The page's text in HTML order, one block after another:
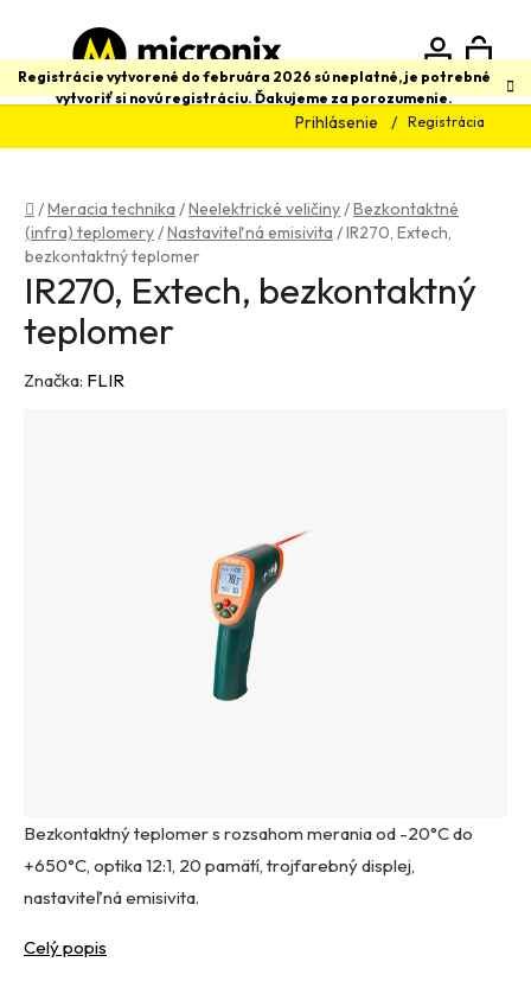
obsah
Registrácie vytvorené do februára 2026 sú neplatné, je potrebné
vytvoriť si novú registráciu. Ďakujeme za porozumenie.
Prihlásenie Registrácia
Hľadať
Domov
/Meracia technika /Neelektrické veličiny/Bezkontaktné
(infra) teplomery/Nastaviteľná emisivita /IR270, Extech,
bezkontaktný teplomer
Bezkontaktný teplomer s rozsahom merania od -20°C do
+650°C, optika 12:1, 20 pamätí, trojfarebný displej,
nastaviteľná emisivita.
Celý popis
IR270, Extech, bezkontaktný
teplomer
Značka: FLIR